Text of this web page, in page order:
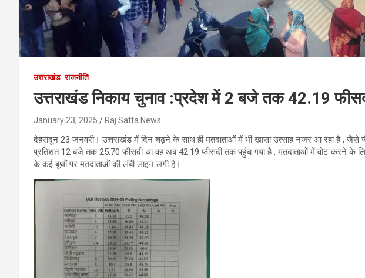
उत्तराखंड राजनीति
उत्तराखंड निकाय चुनाव :प्रदेश में 2 बजे तक 42.19
January 23, 2025 Raj Satta News
देहरादून 23 जनवरी। उत्तराखंड में दिन चढ़ने के साथ ही मतदाताओं में भी खासा उत्साह नजर आ रहा है , जैसे
प्रतिशत 12 बजे तक 25.70 फीसदी था वह अब 42.19 फीसदी तक पहुंच गया है , मतदाताओं में वोट करने के
के कई बूथों पर मतदाताओं की लंबी लाइन लगी है।